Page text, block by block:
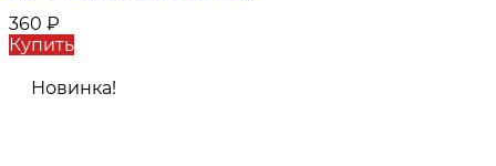
360 ₽
Купить
Новинка!